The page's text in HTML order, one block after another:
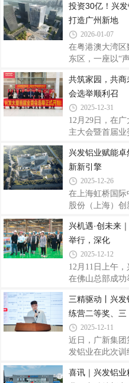
彰显！本次评选
究迭代，秉持“
联网创新与服务
在企业层面建立
字化水平。
行业全流程数
信息安全发展研
东兴发铝业有限
享制造模式落地
投资30亿！兴发
打造广州新地
2026-01-07
在粤港澳大湾
东区，一座以“
音乐全球总部
地，更将成为珠
三季度正式交付
的产业使命。
文化产业与数
米，涵盖高端
验区等多元业态
共筑家园，共
会选举顺利召
2025-12-31
12月29日，在
主大会暨首届
业裙楼兴发天
幕，共同勾勒出
成的未来画卷。
式启动在禅城
数月精心筹备
业主通过业委会
而更好地保障全
兴发铝业赋能
新新引擎
2025-12-26
在上海虹桥国
股份（上海）
业的高品质产品
部经济首选地、
力共享的国际主
股份（上海）创
米，由5栋建筑
新研发、项目孵
为炼油化工、新
兴机遇·创未来
举行，深化
2025-12-12
12月11日上午
在佛山总部成功
代表莅临，通过
搭建公司与资本
董事王志华、财
及广新集团投
者围绕公司经
链“链主”企业
三精驱动丨兴
练营二等奖、三
2025-12-11
近日，广新集
发铝业在此次训
司“幕墙料理论
喜讯｜兴发铝